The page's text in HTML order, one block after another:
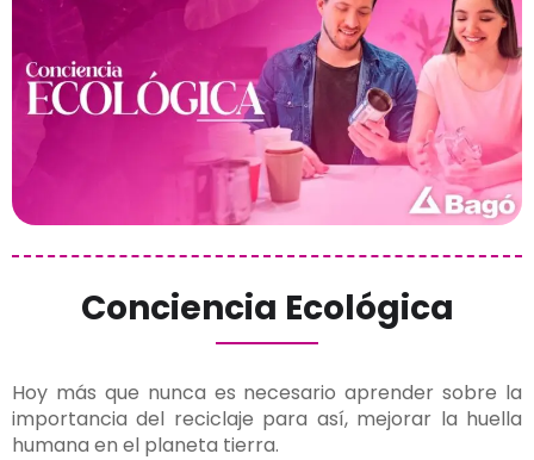
Conciencia Ecológica
Hoy más que nunca es necesario aprender sobre la
importancia del reciclaje para así, mejorar la huella
humana en el planeta tierra.